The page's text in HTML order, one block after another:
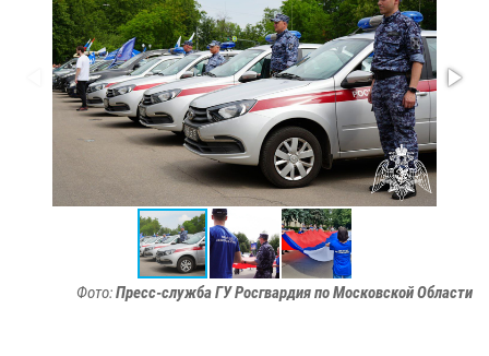
Фото:Пресс-служба ГУ Росгвардия по Московской Области